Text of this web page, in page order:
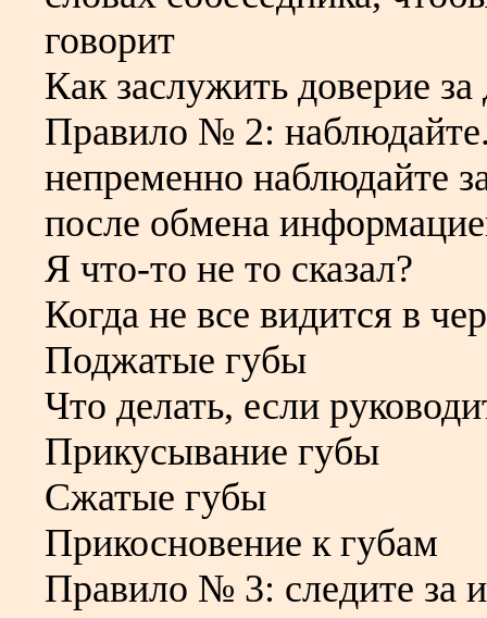
говорит
Как заслужить доверие
Правило № 2:
непременно наблюдайте
после обмена
Я что-то не то сказал?
Когда не все видится в
Поджатые губы
Что делать, если
Прикусывание губы
Сжатые губы
Прикосновение к губам
Правило № 3: следите за